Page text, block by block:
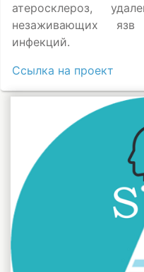
атеросклероз,
незаживающих язв
инфекций.
Ссылка на проект